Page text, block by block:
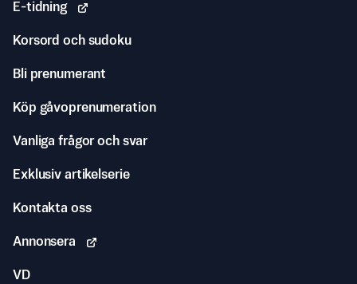
E-tidning
Korsord och sudoku
Bli prenumerant
Köp gåvoprenumeration
Vanliga frågor och svar
Exklusiv artikelserie
Kontakta oss
Annonsera
VD